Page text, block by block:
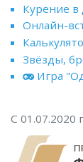
Курение в
Онлайн-
Звёзды,
Игра
С 01.07.2020